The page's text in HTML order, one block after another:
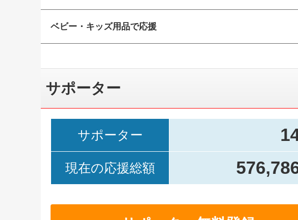
ベビー・キッズ用品で応援
サポーター
サポーター
現在の応援総額